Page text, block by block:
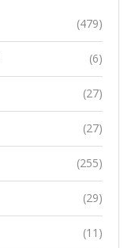
(479)
(6)
(27)
(27)
(255)
(29)
(11)